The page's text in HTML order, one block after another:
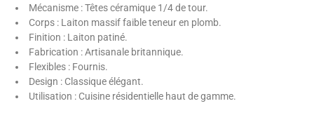
Mécanisme : Têtes céramique 1/4 de tour.
Corps : Laiton massif faible teneur en plomb.
Finition : Laiton patiné.
Fabrication : Artisanale britannique.
Flexibles : Fournis.
Design : Classique élégant.
Utilisation : Cuisine résidentielle haut de gamme.